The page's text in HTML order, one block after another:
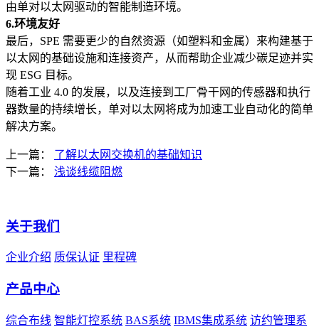
由单对以太网驱动的智能制造环境。
6.环境友好
最后，SPE 需要更少的自然资源（如塑料和金属）来构建基于
以太网的基础设施和连接资产，从而帮助企业减少碳足迹并实
现 ESG 目标。
随着工业 4.0 的发展，以及连接到工厂骨干网的传感器和执行
器数量的持续增长，单对以太网将成为加速工业自动化的简单
解决方案。
上一篇： 了解以太网交换机的基础知识
下一篇： 浅谈线缆阻燃
关于我们
企业介绍 质保认证 里程碑
产品中心
综合布线 智能灯控系统 BAS系统 IBMS集成系统 访约管理系